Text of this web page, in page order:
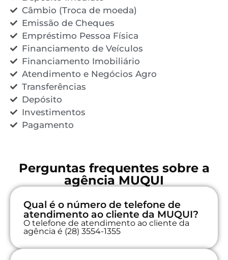
Câmbio (Troca de moeda)
Emissão de Cheques
Empréstimo Pessoa Física
Financiamento de Veículos
Financiamento Imobiliário
Atendimento e Negócios Agro
Transferências
Depósito
Investimentos
Pagamento
Perguntas frequentes sobre a
agência MUQUI
Qual é o número de telefone de
atendimento ao cliente da MUQUI?
O telefone de atendimento ao cliente da
agência é (28) 3554-1355